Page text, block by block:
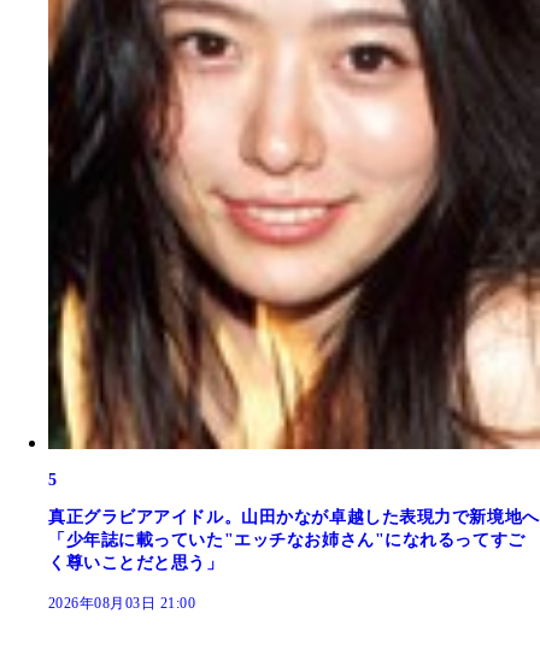
5
真正グラビアアイドル。山田かなが卓越した表現力で新境地へ
「少年誌に載っていた"エッチなお姉さん"になれるってすご
く尊いことだと思う」
2026年08月03日 21:00